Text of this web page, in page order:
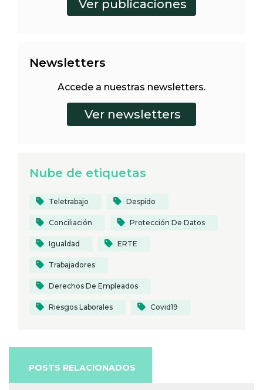
Newsletters
Accede a nuestras newsletters.
Nube de etiquetas
Teletrabajo Despido
Conciliación Protección De Datos
Igualdad ERTE
Trabajadores
Derechos De Empleados
Riesgos Laborales Covid19
POSTS RELACIONADOS